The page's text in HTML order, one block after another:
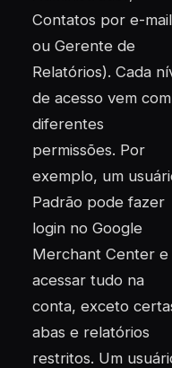
Contatos por e-mail
ou Gerente de
Relatórios). Cada
de acesso vem com
diferentes
permissões. Por
exemplo, um
Padrão pode fazer
login no Google
Merchant Center e
acessar tudo na
conta, exceto
abas e relatórios
restritos. Um